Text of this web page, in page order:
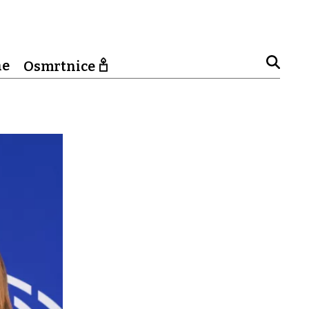
Osmrtnice